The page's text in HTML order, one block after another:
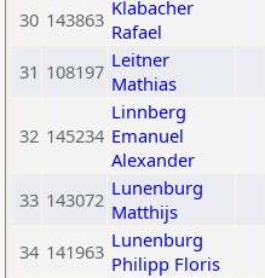
30 143863 Klabacher
Rafael
31 108197 Leitner
Mathias
32 145234
Linnberg
Emanuel
Alexander
33 143072 Lunenburg
Matthijs
34 141963 Lunenburg
Philipp Floris